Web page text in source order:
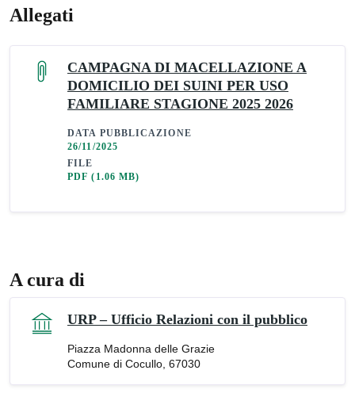
Allegati
CAMPAGNA DI MACELLAZIONE A
DOMICILIO DEI SUINI PER USO
FAMILIARE STAGIONE 2025 2026
DATA PUBBLICAZIONE
26/11/2025
FILE
PDF(1.06 MB)
A cura di
URP – Ufficio Relazioni con il pubblico
Piazza Madonna delle Grazie
Comune di Cocullo, 67030